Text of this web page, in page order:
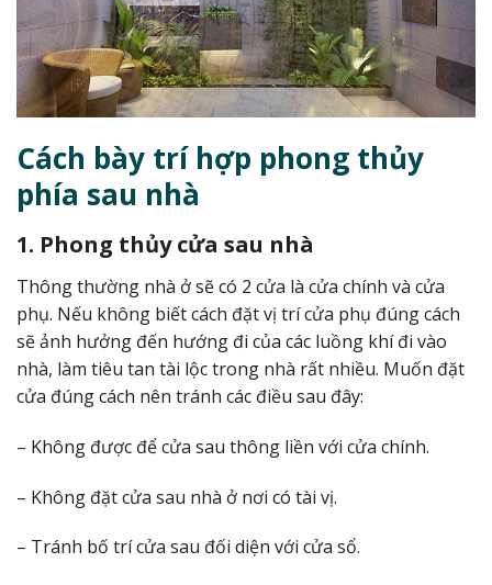
Cách bày trí hợp phong thủy
phía sau nhà
1. Phong thủy cửa sau nhà
Thông thường nhà ở sẽ có 2 cửa là cửa chính và cửa
phụ. Nếu không biết cách đặt vị trí cửa phụ đúng cách
sẽ ảnh hưởng đến hướng đi của các luồng khí đi vào
nhà, làm tiêu tan tài lộc trong nhà rất nhiều. Muốn đặt
cửa đúng cách nên tránh các điều sau đây:
– Không được để cửa sau thông liền với cửa chính.
– Không đặt cửa sau nhà ở nơi có tài vị.
– Tránh bố trí cửa sau đối diện với cửa sổ.